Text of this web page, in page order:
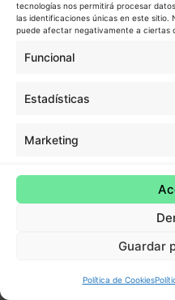
tecnologías nos permitirá procesar
las identificaciones únicas en este sitio.
puede afectar negativamente a ciertas
Funcional
Estadísticas
Marketing
Guardar
Política de Cookies